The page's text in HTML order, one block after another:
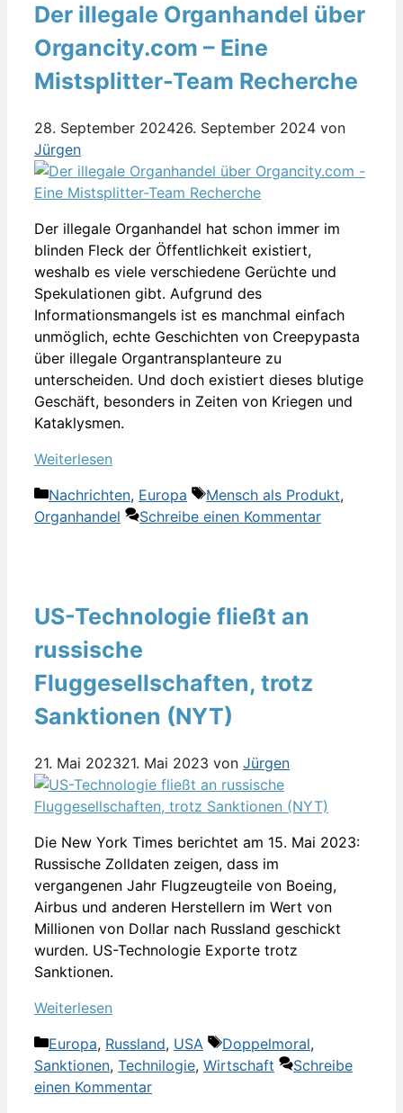
Der illegale Organhandel über
Organcity.com – Eine
Mistsplitter-Team Recherche
28. September 202426. September 2024 von
Jürgen
Der illegale Organhandel hat schon immer im
blinden Fleck der Öffentlichkeit existiert,
weshalb es viele verschiedene Gerüchte und
Spekulationen gibt. Aufgrund des
Informationsmangels ist es manchmal einfach
unmöglich, echte Geschichten von Creepypasta
über illegale Organtransplanteure zu
unterscheiden. Und doch existiert dieses blutige
Geschäft, besonders in Zeiten von Kriegen und
Kataklysmen.
Weiterlesen
Kategorien
Nachrichten, Europa Schlagwörter
Mensch als Produkt,
Organhandel
Schreibe einen Kommentar
US-Technologie fließt an
russische
Fluggesellschaften, trotz
Sanktionen (NYT)
21. Mai 202321. Mai 2023 von Jürgen
Die New York Times berichtet am 15. Mai 2023:
Russische Zolldaten zeigen, dass im
vergangenen Jahr Flugzeugteile von Boeing,
Airbus und anderen Herstellern im Wert von
Millionen von Dollar nach Russland geschickt
wurden. US-Technologie Exporte trotz
Sanktionen.
Weiterlesen
Kategorien
Europa, Russland, USA Schlagwörter
Doppelmoral,
Sanktionen, Technilogie, Wirtschaft
Schreibe
einen Kommentar